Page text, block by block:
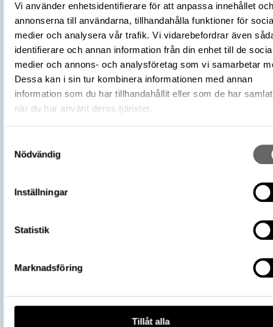
Vi använder enhetsidentifierare för att anpassa innehållet och
annonserna till användarna, tillhandahålla funktioner för
medier och analysera vår trafik. Vi vidarebefordrar även
identifierare och annan information från din enhet till de
medier och annons- och analysföretag som vi samarbetar
Dessa kan i sin tur kombinera informationen med annan
information som du har tillhandahållit eller som de har
när du har använt deras tjänster.
Nödvändig
Inställningar
Statistik
Marknadsföring
Tillåt alla
1915 – 1919
1915 - 1919
Tidigare ägare
Hök, Adolph Fredrik
Föremålsnummer
LXIV:I:L.b.c.433._HWY
Utställningar
Klädd till middag (2023-10-13 –
28), Hallwylska museet
URI
https://samlingar.shm.se/object/
9D6E-49CD-80CA-95BAD9138211
All textinformation (metadata) på denna sida är fri att använda